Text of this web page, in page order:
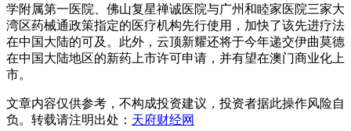
学附属第一医院、佛山复星禅诚医院与广州和睦家医院三家大
湾区药械通政策指定的医疗机构先行使用，加快了该先进疗法
在中国大陆的可及。此外，云顶新耀还将于今年递交伊曲莫德
在中国大陆地区的新药上市许可申请，并有望在澳门商业化上
市。
文章内容仅供参考，不构成投资建议，投资者据此操作风险自
负。转载请注明出处： 天府财经网